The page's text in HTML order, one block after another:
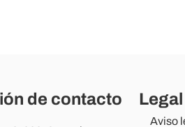
de contacto Legal
Aviso